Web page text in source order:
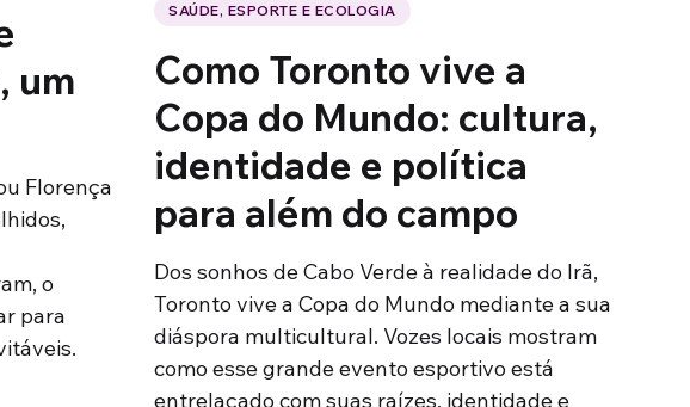
um
Florença
o
para
SAÚDE, ESPORTE E ECOLOGIA
Como Toronto vive a
Copa do Mundo: cultura,
identidade e política
para além do campo
Dos sonhos de Cabo Verde à realidade do Irã,
Toronto vive a Copa do Mundo mediante a sua
diáspora multicultural. Vozes locais mostram
como esse grande evento esportivo está
entrelaçado com suas raízes, identidade e